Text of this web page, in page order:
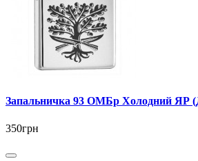
Запальничка 93 ОМБр Холодний ЯР
350грн